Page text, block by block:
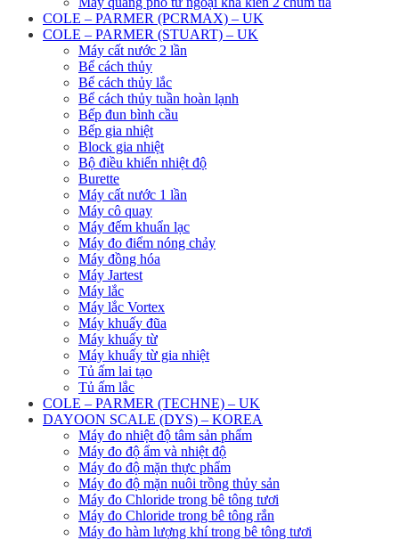
COLE – PARMER (PCRMAX) – UK
COLE – PARMER (STUART) – UK
Máy cất nước 2 lần
Bể cách thủy
Bể cách thủy lắc
Bể cách thủy tuần hoàn lạnh
Bếp đun bình cầu
Bếp gia nhiệt
Block gia nhiệt
Bộ điều khiển nhiệt độ
Burette
Máy cất nước 1 lần
Máy cô quay
Máy đếm khuẩn lạc
Máy đo điểm nóng chảy
Máy đồng hóa
Máy Jartest
Máy lắc
Máy lắc Vortex
Máy khuấy đũa
Máy khuấy từ
Máy khuấy từ gia nhiệt
Tủ ấm lai tạo
Tủ ấm lắc
COLE – PARMER (TECHNE) – UK
DAYOON SCALE (DYS) – KOREA
Máy đo nhiệt độ tâm sản phẩm
Máy đo độ ẩm và nhiệt độ
Máy đo độ mặn thực phẩm
Máy đo độ mặn nuôi trồng thủy sản
Máy đo Chloride trong bê tông tươi
Máy đo Chloride trong bê tông rắn
Máy đo hàm lượng khí trong bê tông tươi